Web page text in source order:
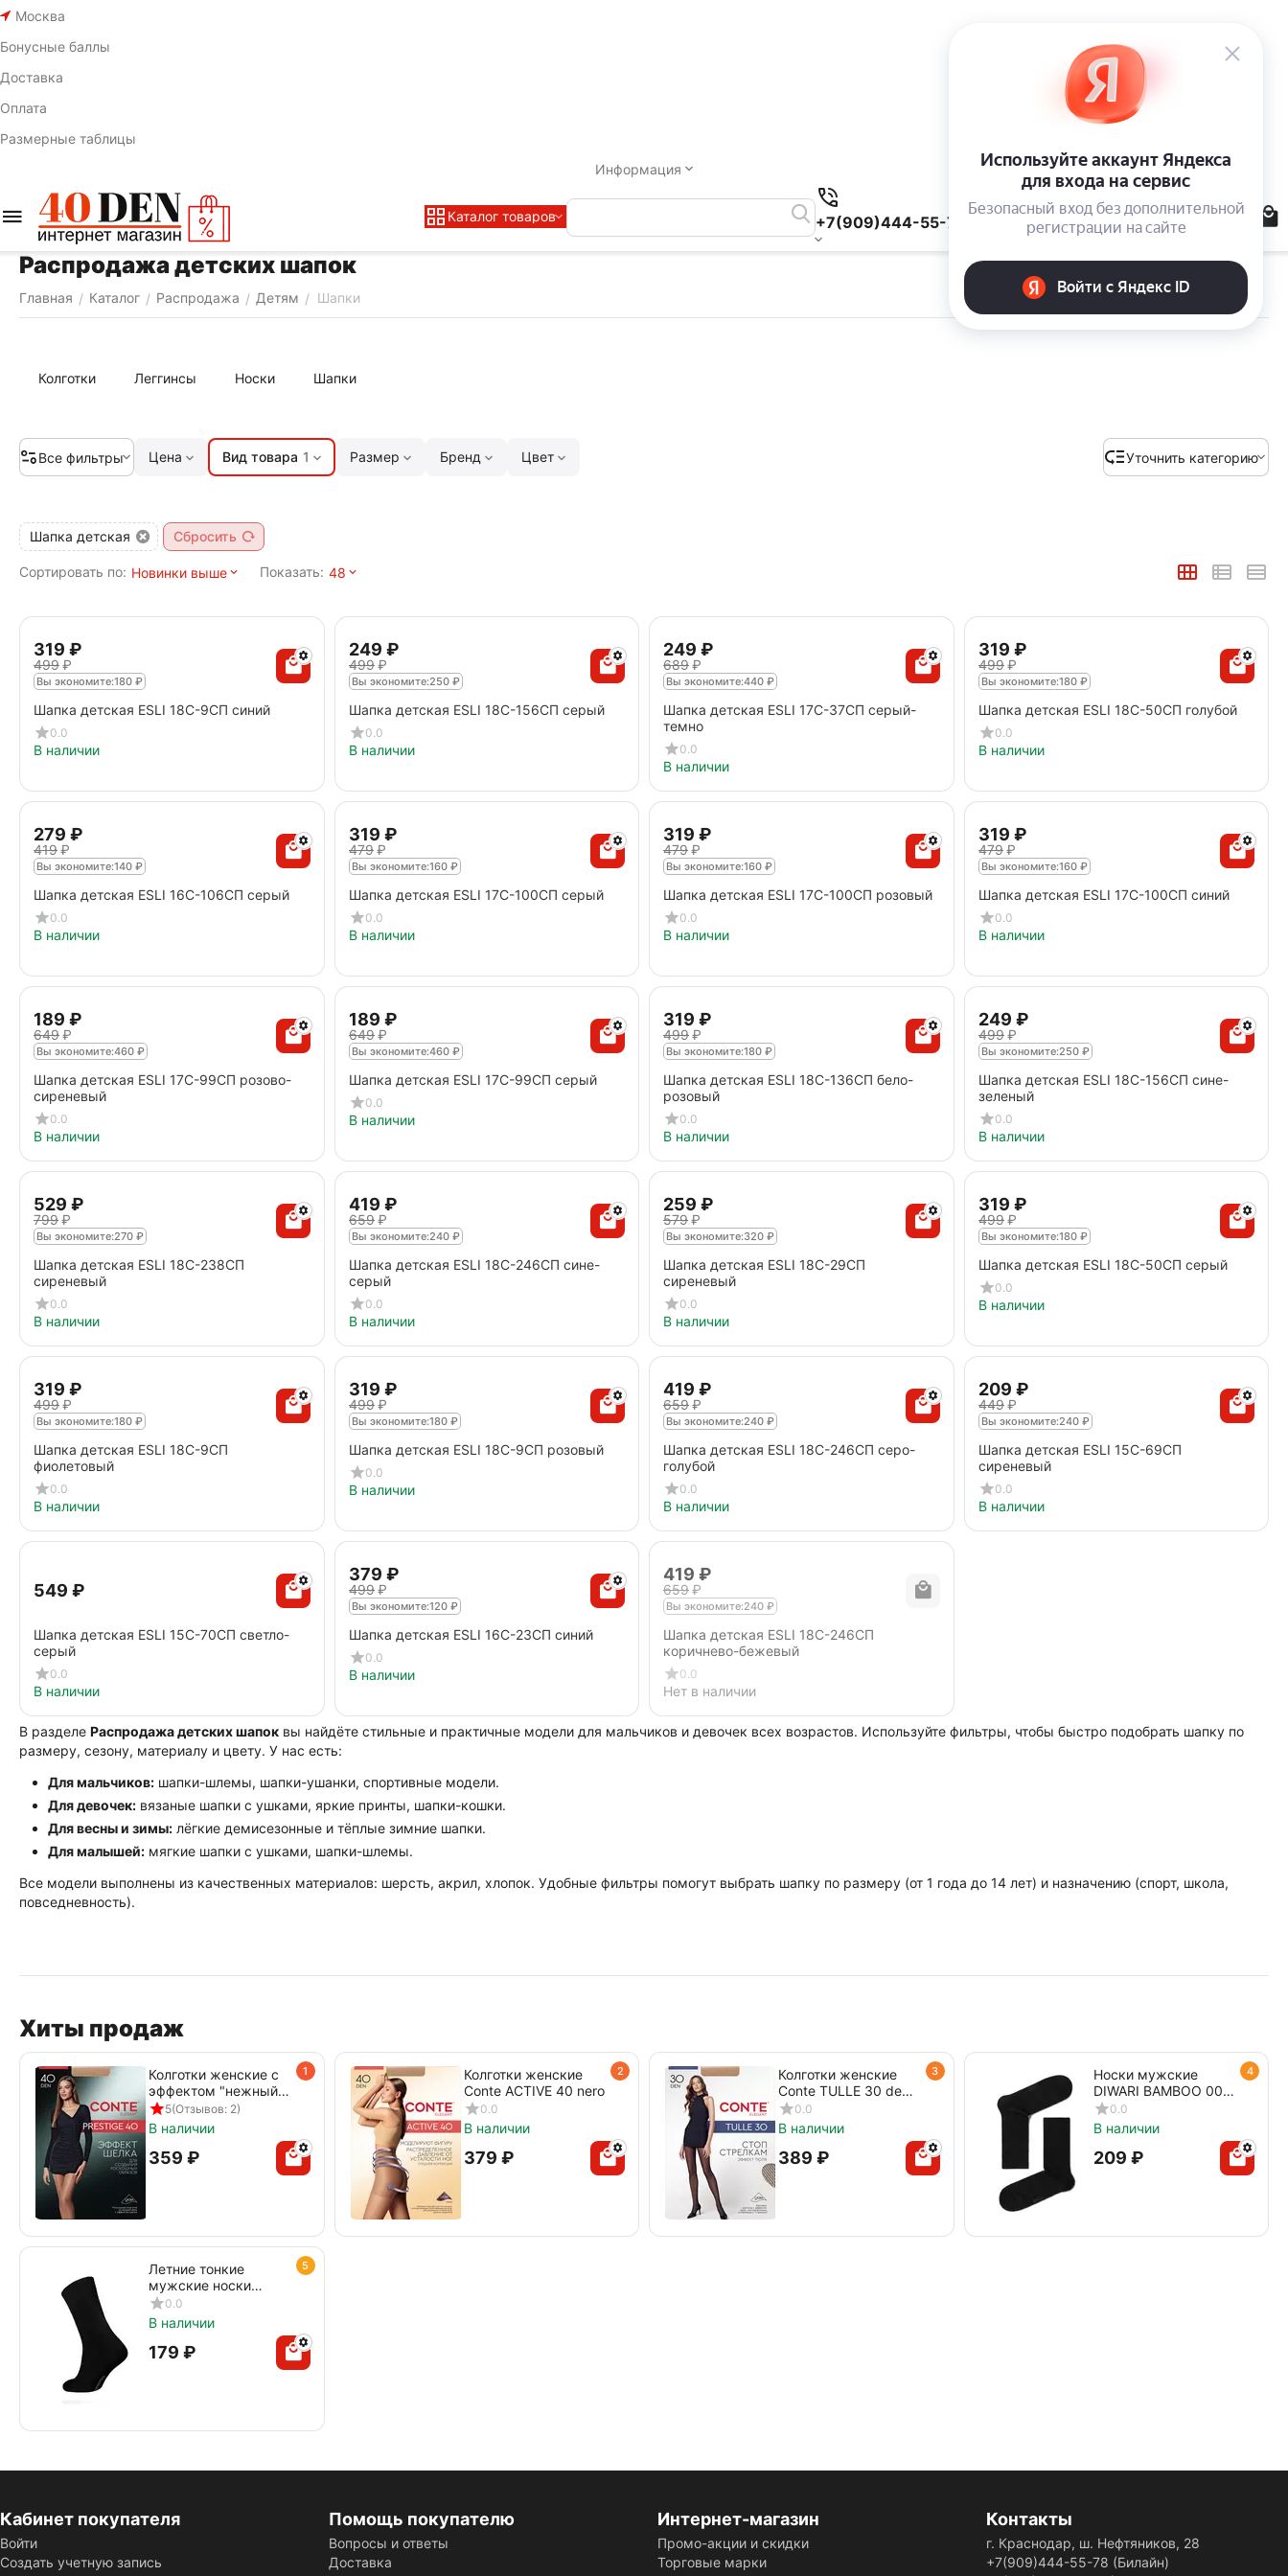
Москва
Бонусные баллы
Доставка
Оплата
Размерные таблицы
Информация
Каталог товаров +7(909)444-55-78
Распродажа детских шапок
Главная / Каталог / Распродажа / Детям / Шапки
Колготки Леггинсы Носки Шапки
Все фильтры Цена Вид товара 1 Размер Бренд Цвет Уточнить категорию
Шапка детская Сбросить
Сортировать по: Новинки выше Показать: 48
‍319‍ ₽
‍499‍₽
Вы экономите:180 ₽
Шапка детская ESLI 18С-9СП синий
0.0
В наличии
‍249‍ ₽
‍499‍ ₽
Вы экономите:250₽
Шапка детская ESLI 18С-156СП серый
0.0
В наличии
‍249‍ ₽
‍689‍₽
Вы экономите:440 ₽
Шапка детская ESLI 17С-37СП серый-
темно
0.0
В наличии
‍319‍ ₽
‍499‍ ₽
Вы экономите:180₽
Шапка детская ESLI 18С-50СП голубой
0.0
В наличии
‍279‍ ₽
‍419‍₽
Вы экономите:140 ₽
Шапка детская ESLI 16С-106СП серый
0.0
В наличии
‍319‍ ₽
‍479‍ ₽
Вы экономите:160₽
Шапка детская ESLI 17С-100СП серый
0.0
В наличии
‍319‍ ₽
‍479‍₽
Вы экономите:160 ₽
Шапка детская ESLI 17С-100СП розовый
0.0
В наличии
‍319‍ ₽
‍479‍ ₽
Вы экономите:160₽
Шапка детская ESLI 17С-100СП синий
0.0
В наличии
‍189‍ ₽
‍649‍₽
Вы экономите:460 ₽
Шапка детская ESLI 17С-99СП розово-
сиреневый
0.0
В наличии
‍189‍ ₽
‍649‍ ₽
Вы экономите:460₽
Шапка детская ESLI 17С-99СП серый
0.0
В наличии
‍319‍ ₽
‍499‍₽
Вы экономите:180 ₽
Шапка детская ESLI 18С-136СП бело-
розовый
0.0
В наличии
‍249‍ ₽
‍499‍ ₽
Вы экономите:250₽
Шапка детская ESLI 18С-156СП сине-
зеленый
0.0
В наличии
‍529‍ ₽
‍799‍₽
Вы экономите:270 ₽
Шапка детская ESLI 18С-238СП
сиреневый
0.0
В наличии
‍419‍ ₽
‍659‍ ₽
Вы экономите:240₽
Шапка детская ESLI 18С-246СП сине-
серый
0.0
В наличии
‍259‍ ₽
‍579‍₽
Вы экономите:320 ₽
Шапка детская ESLI 18С-29СП
сиреневый
0.0
В наличии
‍319‍ ₽
‍499‍ ₽
Вы экономите:180₽
Шапка детская ESLI 18С-50СП серый
0.0
В наличии
‍319‍ ₽
‍499‍₽
Вы экономите:180 ₽
Шапка детская ESLI 18С-9СП
фиолетовый
0.0
В наличии
‍319‍ ₽
‍499‍ ₽
Вы экономите:180₽
Шапка детская ESLI 18С-9СП розовый
0.0
В наличии
‍419‍ ₽
‍659‍₽
Вы экономите:240 ₽
Шапка детская ESLI 18С-246СП серо-
голубой
0.0
В наличии
‍209‍ ₽
‍449‍ ₽
Вы экономите:240₽
Шапка детская ESLI 15С-69СП
сиреневый
0.0
В наличии
‍549‍ ₽
Шапка детская ESLI 15С-70СП светло-
серый
0.0
В наличии
‍379‍ ₽
‍499‍ ₽
Вы экономите:120₽
Шапка детская ESLI 16С-23СП синий
0.0
В наличии
‍419‍ ₽
‍659‍₽
Вы экономите:240 ₽
Шапка детская ESLI 18С-246СП
коричнево-бежевый
0.0
Нет в наличии
В разделе Распродажа детских шапок вы найдёте стильные и практичные модели для мальчиков и девочек всех возрастов. Используйте фильтры, чтобы быстро подобрать шапку по
размеру, сезону, материалу и цвету. У нас есть:
Для мальчиков: шапки-шлемы, шапки-ушанки, спортивные модели.
Для девочек: вязаные шапки с ушками, яркие принты, шапки-кошки.
Для весны и зимы: лёгкие демисезонные и тёплые зимние шапки.
Для малышей: мягкие шапки с ушками, шапки-шлемы.
Все модели выполнены из качественных материалов: шерсть, акрил, хлопок. Удобные фильтры помогут выбрать шапку по размеру (от 1 года до 14 лет) и назначению (спорт, школа,
повседневность).
Хиты продаж
1
Колготки женские с
эффектом "нежный
шелк" PRESTIGE 40
den beige
5(Отзывов: 2)
В наличии
‍359‍ ₽
2
Колготки женские
Conte ACTIVE 40 nero
0.0
В наличии
‍379‍ ₽
3
Колготки женские
Conte TULLE 30 den
nero0.0
В наличии
‍389‍ ₽
4
Носки мужские
DIWARI BAMBOO 000
черный
0.0
В наличии
‍209‍ ₽
5
Летние тонкие
мужские носки
DIWARI CLASSIC
COOL EFFECT 010
черный
0.0
В наличии
‍179‍ ₽
Кабинет покупателя
Войти
Создать учетную запись
Помощь покупателю
Вопросы и ответы
Доставка
Интернет-магазин
Промо-акции и скидки
Торговые марки
Контакты
г. Краснодар, ш. Нефтяников, 28
+7(909)444-55-78 (Билайн)